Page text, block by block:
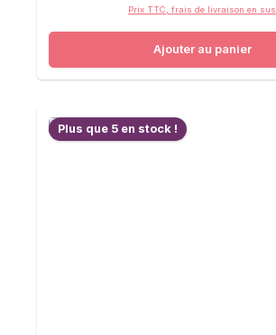
Prix TTC, frais de livraison en sus
Ajouter au panier
Plus que 5 en stock !